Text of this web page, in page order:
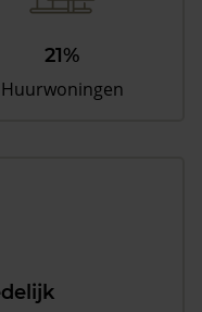
21%
Huurwoningen